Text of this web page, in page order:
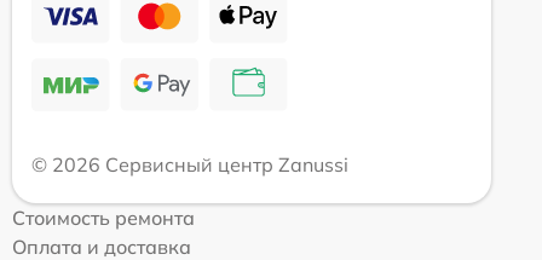
© 2026 Сервисный центр Zanussi
Стоимость ремонта
Оплата и доставка